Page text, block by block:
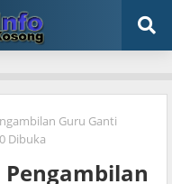
Guru Ganti
Dibuka
Pengambilan